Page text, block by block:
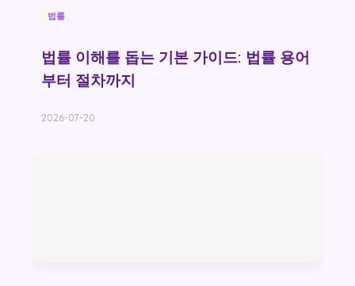
법률
법률 이해를 돕는 기본 가이드: 법률 용어
부터 절차까지
2026-07-20